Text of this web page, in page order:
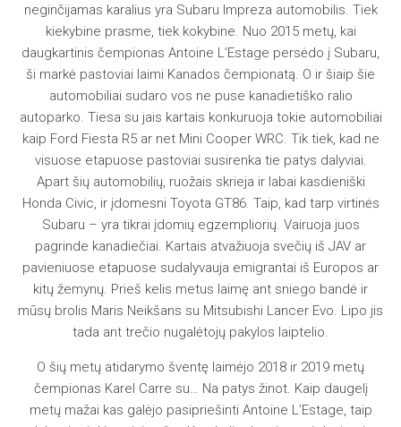
neginčijamas karalius yra Subaru Impreza automobilis. Tiek
kiekybine prasme, tiek kokybine. Nuo 2015 metų, kai
daugkartinis čempionas Antoine L’Estage persėdo į Subaru,
ši markė pastoviai laimi Kanados čempionatą. O ir šiaip šie
automobiliai sudaro vos ne puse kanadietiško ralio
autoparko. Tiesa su jais kartais konkuruoja tokie automobiliai
kaip Ford Fiesta R5 ar net Mini Cooper WRC. Tik tiek, kad ne
visuose etapuose pastoviai susirenka tie patys dalyviai.
Apart šių automobilių, ruožais skrieja ir labai kasdieniški
Honda Civic, ir įdomesni Toyota GT86. Taip, kad tarp virtinės
Subaru – yra tikrai įdomių egzempliorių. Vairuoja juos
pagrinde kanadiečiai. Kartais atvažiuoja svečių iš JAV ar
pavieniuose etapuose sudalyvauja emigrantai iš Europos ar
kitų žemynų. Prieš kelis metus laimę ant sniego bandė ir
mūsų brolis Maris Neikšans su Mitsubishi Lancer Evo. Lipo jis
tada ant trečio nugalėtojų pakylos laiptelio.
O šių metų atidarymo šventę laimėjo 2018 ir 2019 metų
čempionas Karel Carre su… Na patys žinot. Kaip daugelį
metų mažai kas galėjo pasipriešinti Antoine L’Estage, taip